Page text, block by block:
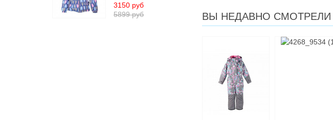
ВЫ НЕДАВНО СМОТРЕЛИ
5899 руб
3150 руб